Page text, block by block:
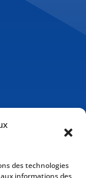
des technologies
informations des